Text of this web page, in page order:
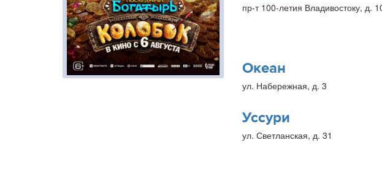
пр-т 100-летия Владивостоку, д.
Океан
ул. Набережная, д. 3
Уссури
ул. Светланская, д. 31